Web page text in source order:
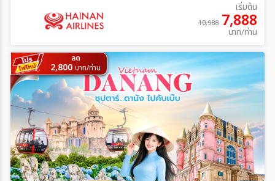
เริ่มต้น
10,988 7,888
บาท/ท่าน
ลด
2,800 บาท/ท่าน